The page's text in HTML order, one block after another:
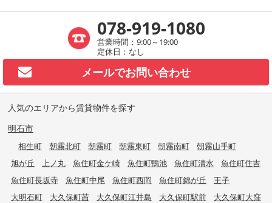
078-919-1080
営業時間：9:00～19:00
定休日：なし
メールでお問い合わせ
人気のエリアから賃貸物件を探す
明石市
相生町 朝霧北町 朝霧町 朝霧東町 朝霧南町
朝霧山手町
旭が丘
上ノ丸 魚住町金ケ崎 魚住町鴨池 魚住町清水
魚住町住吉
魚住町長坂寺
魚住町中尾 魚住町西岡 魚住町錦が丘
王子
大明石町
大久保町茜 大久保町江井島 大久保町駅前
大久保町大窪